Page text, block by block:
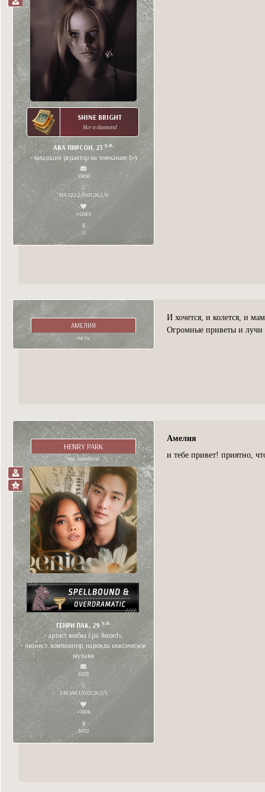
SHINE BRIGHT
like a diamond
АВА ПИРСОН, 23y.o.
• младший редактор на телеканале b-4
14858
134 522,2/0 01.26,2/0
+12661
0
АМЕЛИЯ
гость
И хочется, и колется, и
Огромные приветы и лучи
HENRY PARK
mr. sunshine
ГЕНРИ ПАК, 29 y.o.
• артист лейбла Epic Records;
• пианист, композитор, надежда классической
музыки
6355
314 548,1/0 07.26,1/1
+7406
3072
Амелия
и тебе привет! приятно,